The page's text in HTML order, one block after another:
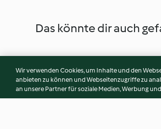
Das könnte dir auch
Wir verwenden Cookies, um Inhalte und den
anbieten zu können und Webseitenzugriffe zu
an unsere Partner für soziale Medien, Werbung